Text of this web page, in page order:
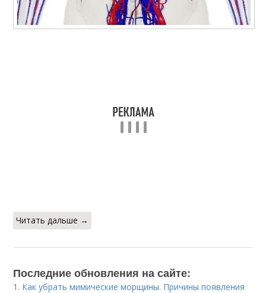
Читать дальше →
Последние обновления на сайте:
1. Как убрать мимические морщины. Причины появления